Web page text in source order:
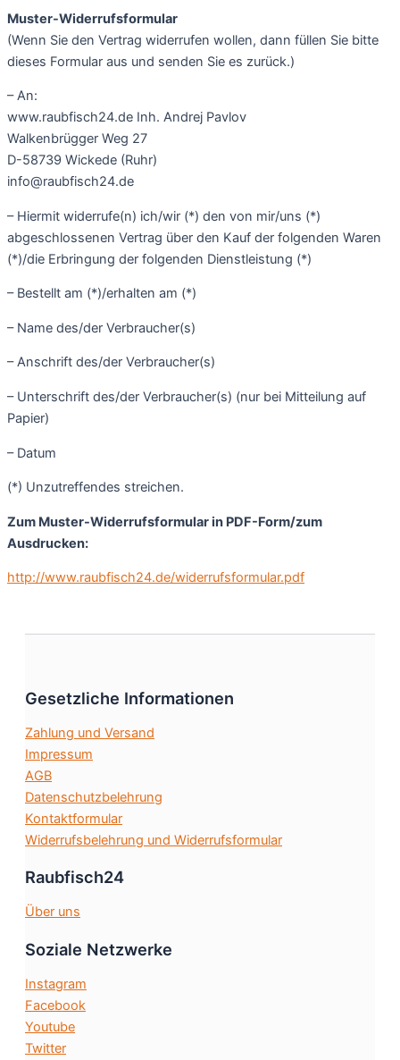
Muster-Widerrufsformular
(Wenn Sie den Vertrag widerrufen wollen, dann füllen Sie bitte
dieses Formular aus und senden Sie es zurück.)
– An:
www.raubfisch24.de Inh. Andrej Pavlov
Walkenbrügger Weg 27
D-58739 Wickede (Ruhr)
info@raubfisch24.de
– Hiermit widerrufe(n) ich/wir (*) den von mir/uns (*)
abgeschlossenen Vertrag über den Kauf der folgenden Waren
(*)/die Erbringung der folgenden Dienstleistung (*)
– Bestellt am (*)/erhalten am (*)
– Name des/der Verbraucher(s)
– Anschrift des/der Verbraucher(s)
– Unterschrift des/der Verbraucher(s) (nur bei Mitteilung auf
Papier)
– Datum
(*) Unzutreffendes streichen.
Zum Muster-Widerrufsformular in PDF-Form/zum
Ausdrucken:
http://www.raubfisch24.de/widerrufsformular.pdf
Gesetzliche Informationen
Zahlung und Versand
Impressum
AGB
Datenschutzbelehrung
Kontaktformular
Widerrufsbelehrung und Widerrufsformular
Raubfisch24
Über uns
Soziale Netzwerke
Instagram
Facebook
Youtube
Twitter